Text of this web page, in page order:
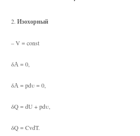
2. Изохорный
– V = const
δА = 0,
δА = pdυ = 0,
δQ = dU + pdυ,
δQ = CvdT.